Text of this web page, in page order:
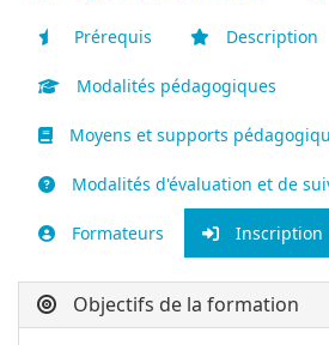
Prérequis Description
Modalités pédagogiques
Moyens et supports
Modalités d'évaluation et de
Formateurs Inscription
Objectifs de la formation